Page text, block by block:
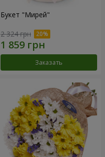
Букет "Мирей"
2 324 грн
Заказать